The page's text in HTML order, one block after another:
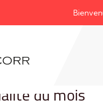
Bienvenue
du mois